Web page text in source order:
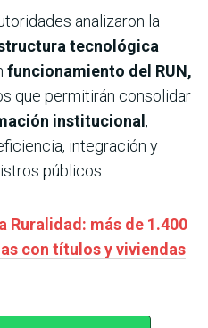
analizaron la
tecnológica
funcionamiento del RUN,
que permitirán consolidar
institucional,
integración y
públicos.
Ruralidad: más de 1.400
con títulos y viviendas